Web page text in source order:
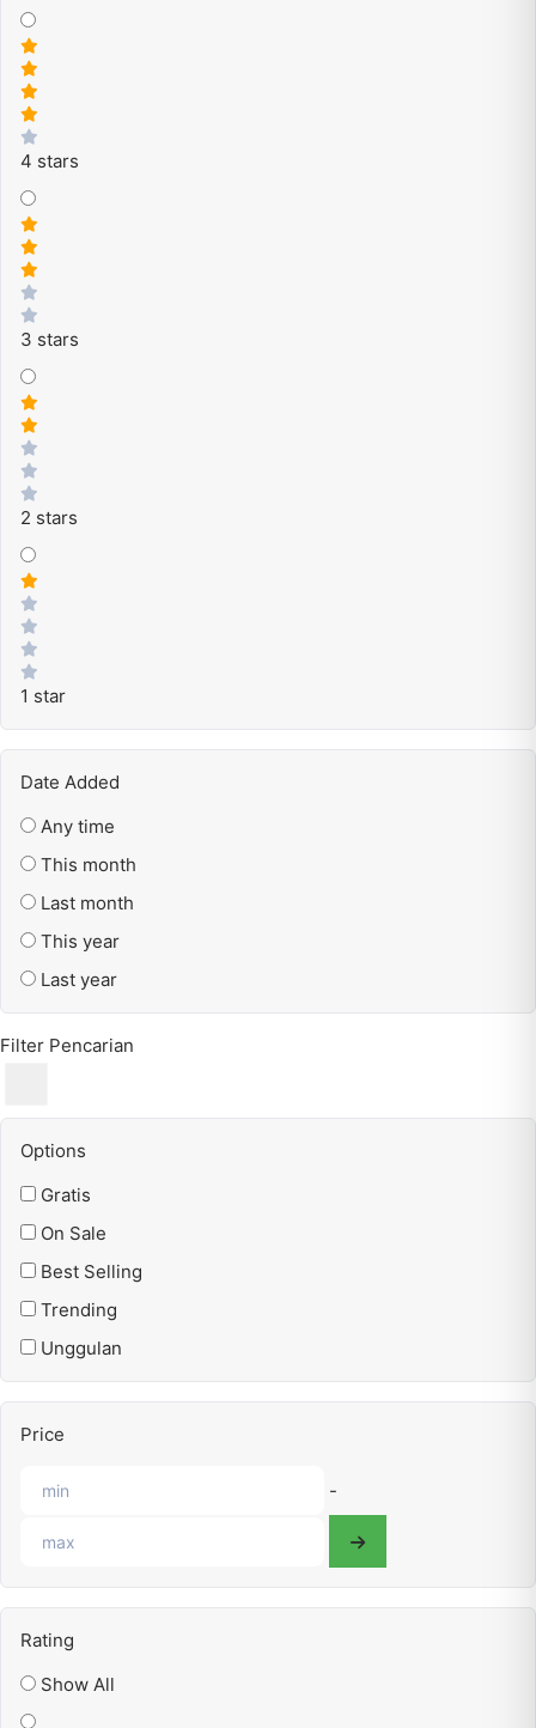
4 stars
3 stars
2 stars
1 star
Date Added
Any time
This month
Last month
This year
Last year
Filter Pencarian
Options
Gratis
On Sale
Best Selling
Trending
Unggulan
Price
-
Rating
Show All